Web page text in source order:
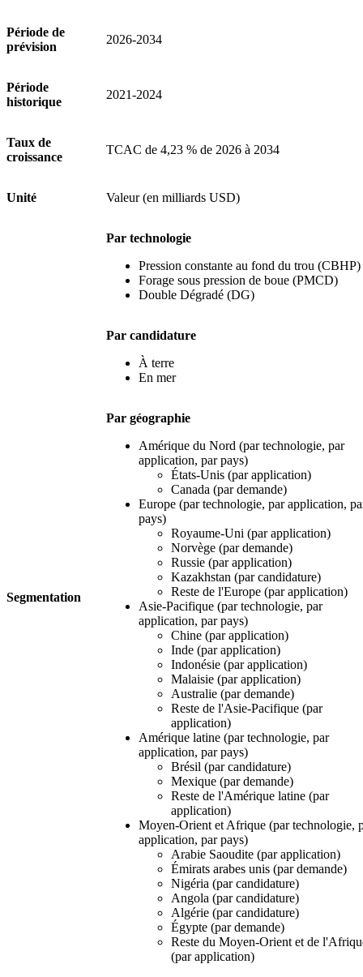
Période de
prévision
2026-2034
Période
historique
2021-2024
Taux de
croissance
TCAC de 4,23 % de 2026 à 2034
Unité Valeur (en milliards USD)
Segmentation
Par technologie
Pression constante au fond du trou (CBHP)
Forage sous pression de boue (PMCD)
Double Dégradé (DG)
Par candidature
À terre
En mer
Par géographie
Amérique du Nord (par technologie, par
application, par pays)
États-Unis (par application)
Canada (par demande)
Europe (par technologie, par application,
pays)
Royaume-Uni (par application)
Norvège (par demande)
Russie (par application)
Kazakhstan (par candidature)
Reste de l'Europe (par application)
Asie-Pacifique (par technologie, par
application, par pays)
Chine (par application)
Inde (par application)
Indonésie (par application)
Malaisie (par application)
Australie (par demande)
Reste de l'Asie-Pacifique (par
application)
Amérique latine (par technologie, par
application, par pays)
Brésil (par candidature)
Mexique (par demande)
Reste de l'Amérique latine (par
application)
Moyen-Orient et Afrique (par technologie,
application, par pays)
Arabie Saoudite (par application)
Émirats arabes unis (par demande)
Nigéria (par candidature)
Angola (par candidature)
Algérie (par candidature)
Égypte (par demande)
Reste du Moyen-Orient et de
(par application)